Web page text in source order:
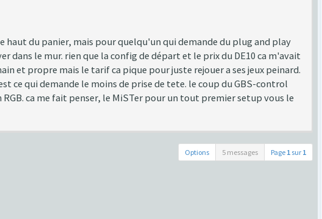
haut du panier, mais pour quelqu'un qui demande du plug and play
dans le mur. rien que la config de départ et le prix du DE10 ca m'avait
et propre mais le tarif ca pique pour juste rejouer a ses jeux peinard.
ce qui demande le moins de prise de tete. le coup du GBS-control
ca me fait penser, le MiSTer pour un tout premier setup vous le
Options 5 messages Page 1 sur 1